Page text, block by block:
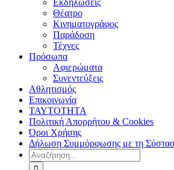
Εκδηλώσεις
Θέατρο
Κινηματογράφος
Παράδοση
Τέχνες
Πρόσωπα
Αφιερώματα
Συνεντεύξεις
Αθλητισμός
Επικοινωνία
ΤΑΥΤΟΤΗΤΑ
Πολιτική Απορρήτου & Cookies
Όροι Χρήσης
Δήλωση Συμμόρφωσης με τη
Αναζήτηση
για: